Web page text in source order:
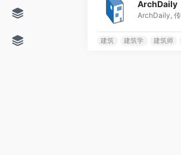
ArchDaily
建筑 建筑学 建筑师